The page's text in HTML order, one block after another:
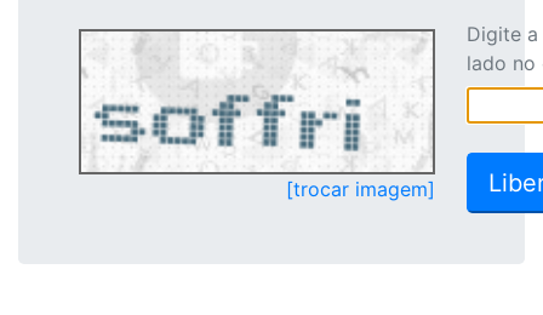
[trocar imagem]
Digite
lado no